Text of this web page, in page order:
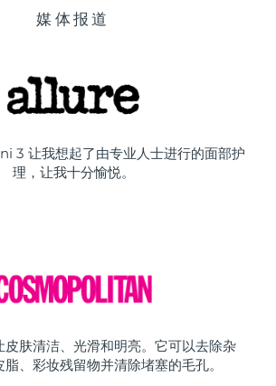
媒体报道
3 让我想起了由专业人士进行的面部护
理，让我十分愉悦。
皮肤清洁、光滑和明亮。它可以去除杂
、彩妆残留物并清除堵塞的毛孔。